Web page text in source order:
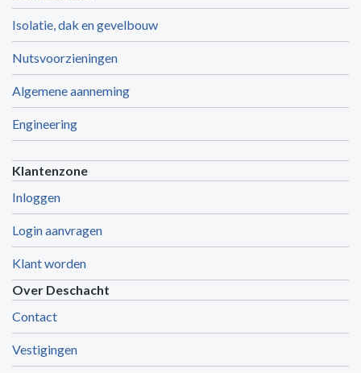
Isolatie, dak en gevelbouw
Nutsvoorzieningen
Algemene aanneming
Engineering
Klantenzone
Inloggen
Login aanvragen
Klant worden
Over Deschacht
Contact
Vestigingen